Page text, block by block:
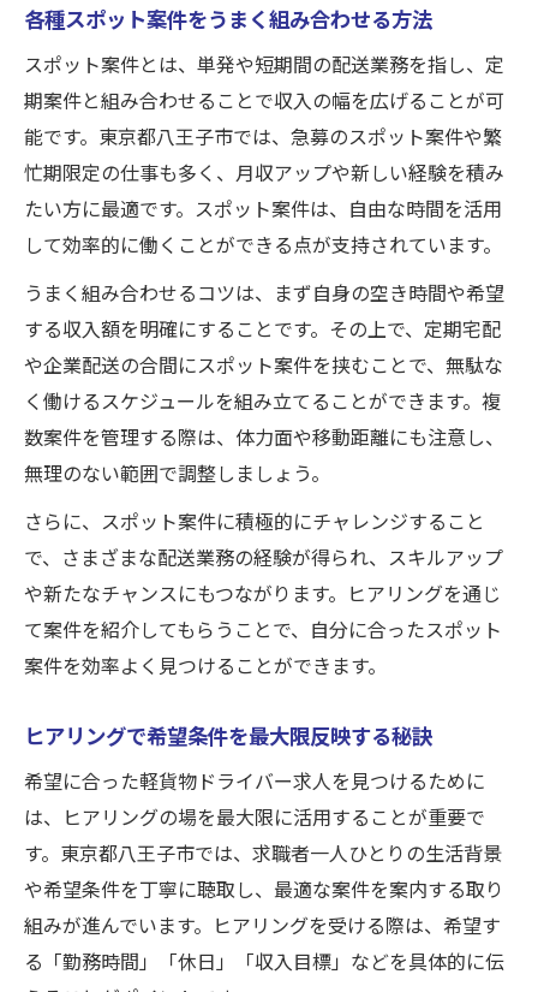
各種スポット案件をうまく組み合わせる方法
スポット案件とは、単発や短期間の配送業務を指し、定
期案件と組み合わせることで収入の幅を広げることが可
能です。東京都八王子市では、急募のスポット案件や繁
忙期限定の仕事も多く、月収アップや新しい経験を積み
たい方に最適です。スポット案件は、自由な時間を活用
して効率的に働くことができる点が支持されています。
うまく組み合わせるコツは、まず自身の空き時間や希望
する収入額を明確にすることです。その上で、定期宅配
や企業配送の合間にスポット案件を挟むことで、無駄な
く働けるスケジュールを組み立てることができます。複
数案件を管理する際は、体力面や移動距離にも注意し、
無理のない範囲で調整しましょう。
さらに、スポット案件に積極的にチャレンジすること
で、さまざまな配送業務の経験が得られ、スキルアップ
や新たなチャンスにもつながります。ヒアリングを通じ
て案件を紹介してもらうことで、自分に合ったスポット
案件を効率よく見つけることができます。
ヒアリングで希望条件を最大限反映する秘訣
希望に合った軽貨物ドライバー求人を見つけるために
は、ヒアリングの場を最大限に活用することが重要で
す。東京都八王子市では、求職者一人ひとりの生活背景
や希望条件を丁寧に聴取し、最適な案件を案内する取り
組みが進んでいます。ヒアリングを受ける際は、希望す
る「勤務時間」「休日」「収入目標」などを具体的に伝